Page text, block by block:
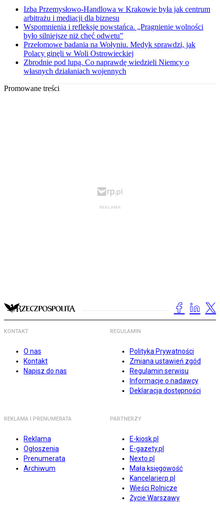
Izba Przemysłowo-Handlowa w Krakowie była jak centrum
arbitrażu i mediacji dla biznesu
Wspomnienia i refleksje powstańca. „Pragnienie wolności
było silniejsze niż chęć odwetu”
Przełomowe badania na Wołyniu. Medyk sprawdzi, jak
Polacy ginęli w Woli Ostrowieckiej
Zbrodnie pod lupą. Co naprawdę wiedzieli Niemcy o
własnych działaniach wojennych
Promowane treści
KONTAKT
O nas
Kontakt
Napisz do nas
REGULAMIN
Polityka Prywatności
Zmiana ustawień zgód
Regulamin serwisu
Informacje o nadawcy
Deklaracja dostępności
REKLAMA I PRENUMERATA
Reklama
Ogłoszenia
Prenumerata
Archiwum
PARTNERZY
E-kiosk.pl
E-gazety.pl
Nexto.pl
Mała księgowość
Kancelarierp.pl
Wieści Rolnicze
Życie Warszawy